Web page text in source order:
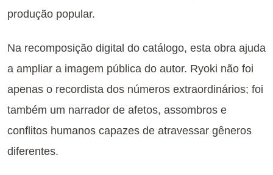
produção popular.
Na recomposição digital do catálogo, esta obra ajuda
a ampliar a imagem pública do autor. Ryoki não foi
apenas o recordista dos números extraordinários; foi
também um narrador de afetos, assombros e
conflitos humanos capazes de atravessar gêneros
diferentes.